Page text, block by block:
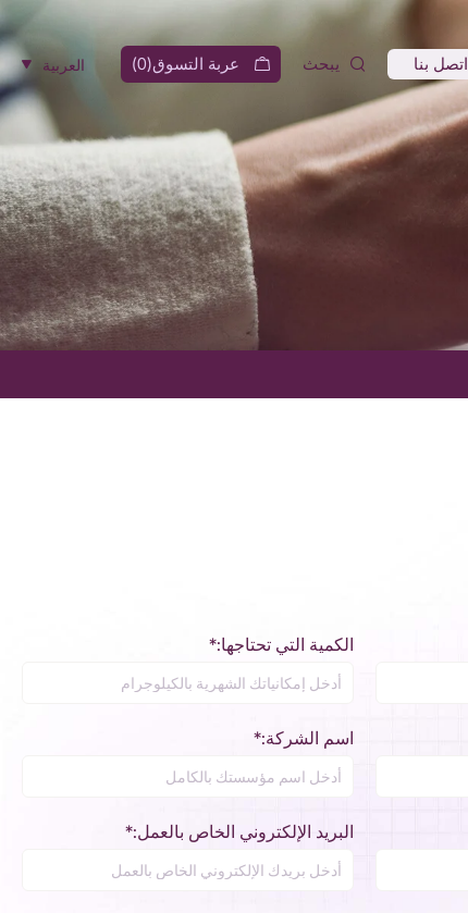
اتصل بنا يبحث عربة التسوق(0
) العربية
الكمية التي تحتاجها:*
اسم الشركة:*
البريد الإلكتروني الخاص بالعمل:*